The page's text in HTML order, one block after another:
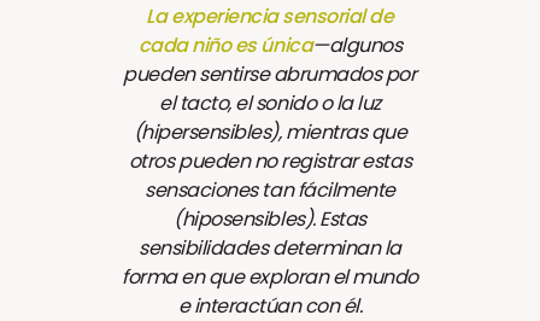
La experiencia sensorial de
cada niño es única—algunos
pueden sentirse abrumados por
el tacto, el sonido o la luz
(hipersensibles), mientras que
otros pueden no registrar estas
sensaciones tan fácilmente
(hiposensibles). Estas
sensibilidades determinan la
forma en que exploran el mundo
e interactúan con él.